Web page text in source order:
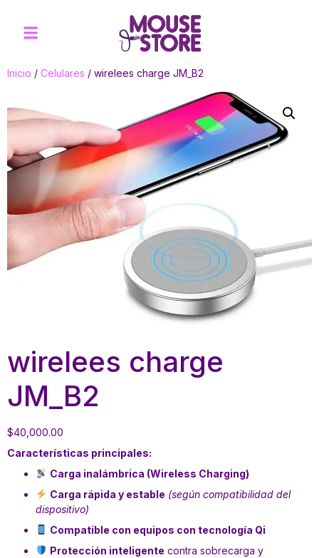
Inicio / Celulares / wirelees charge JM_B2
wirelees charge
JM_B2
$40,000.00
Características principales:
Carga inalámbrica (Wireless Charging)
Carga rápida y estable (según compatibilidad del
dispositivo)
Compatible con equipos con tecnología Qi
Protección inteligente contra sobrecarga y